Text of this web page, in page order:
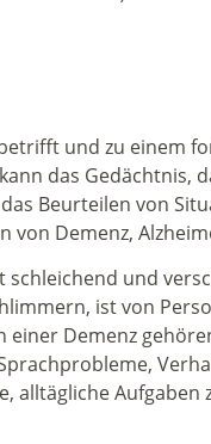
und zu einem
das Gedächtnis,
Beurteilen von
von Demenz,
schleichend und
ist von
einer Demenz
alltägliche Aufgaben